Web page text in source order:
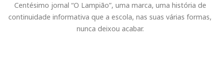
Centésimo jornal “O Lampião”, uma marca, uma história de
continuidade informativa que a escola, nas suas várias formas,
nunca deixou acabar.